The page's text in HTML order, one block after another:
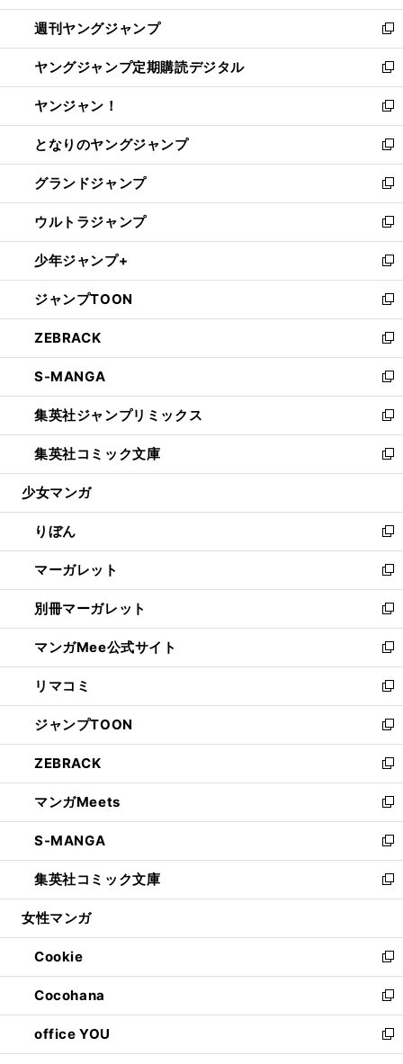
開
く
ウ
で
開
く
ン
ド
ウ
で
開
く
ウ
ィ
ン
ド
ウ
で
開
く
週刊ヤングジャンプ
新
し
い
ウ
ィ
ン
ド
ウ
で
開
く
ヤングジャンプ定期購読デジタル
新
し
い
ウ
ィ
ン
ド
ウ
で
開
く
ヤンジャン！
新
し
い
ウ
ィ
ン
ド
ウ
で
開
く
となりのヤングジャンプ
新
し
い
ウ
ィ
ン
ド
ウ
で
開
く
グランドジャンプ
新
し
い
ウ
ィ
ン
ド
ウ
で
開
く
ウルトラジャンプ
新
し
い
ウ
ィ
ン
ド
ウ
で
開
く
少年ジャンプ+
新
し
い
ウ
ィ
ン
ド
ウ
で
開
く
ジャンプTOON
新
し
い
ウ
ィ
ン
ド
ウ
で
開
ZEBRACK
新
し
い
ウ
ィ
ン
ド
ウ
開
く
S-MANGA
新
し
い
ウ
ィ
ン
ウ
で
開
く
集英社ジャンプリミックス
新
し
い
ウ
ン
ド
ウ
で
開
く
集英社コミック文庫
新
し
ウ
ィ
ン
ド
ウ
で
開
く
少女マンガ
りぼん
新
し
い
ウ
ィ
ン
ド
ウ
で
開
く
マーガレット
新
し
い
ウ
ィ
ン
ド
ウ
で
開
く
別冊マーガレット
新
し
い
ウ
ィ
ン
ド
ウ
で
開
く
マンガMee公式サイト
新
し
い
ウ
ィ
ン
ド
ウ
で
開
く
リマコミ
新
し
い
ウ
ィ
ン
ド
ウ
で
開
く
ジャンプTOON
新
し
い
ウ
ィ
ン
ド
ウ
で
開
ZEBRACK
新
し
い
ウ
ィ
ン
ド
ウ
開
く
マンガMeets
新
し
い
ウ
ィ
ン
ウ
で
開
く
S-MANGA
新
し
い
ウ
ン
ド
ウ
で
開
く
集英社コミック文庫
新
し
ウ
ィ
ン
ド
ウ
で
開
女性マンガ
Cookie
新
し
い
ウ
ィ
ン
Cocohana
新
し
い
ウ
office YOU
新
し